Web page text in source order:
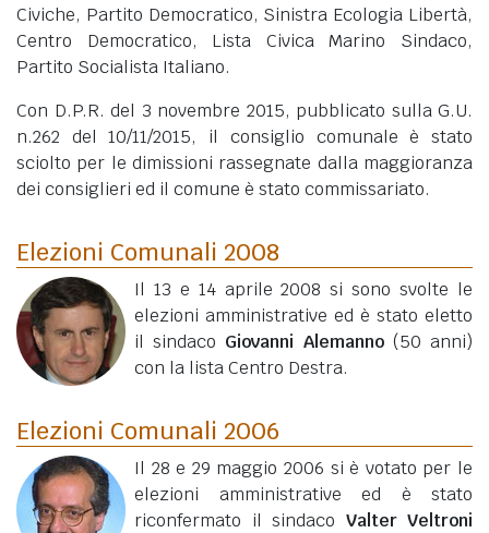
Civiche, Partito Democratico, Sinistra Ecologia Libertà,
Centro Democratico, Lista Civica Marino Sindaco,
Partito Socialista Italiano.
Con D.P.R. del 3 novembre 2015, pubblicato sulla G.U.
n.262 del 10/11/2015, il consiglio comunale è stato
sciolto per le dimissioni rassegnate dalla maggioranza
dei consiglieri ed il comune è stato commissariato.
Elezioni Comunali 2008
Il 13 e 14 aprile 2008 si sono svolte le
elezioni amministrative ed è stato eletto
il sindaco Giovanni Alemanno (50 anni)
con la lista Centro Destra.
Elezioni Comunali 2006
Il 28 e 29 maggio 2006 si è votato per le
elezioni amministrative ed è stato
riconfermato il sindaco Valter Veltroni